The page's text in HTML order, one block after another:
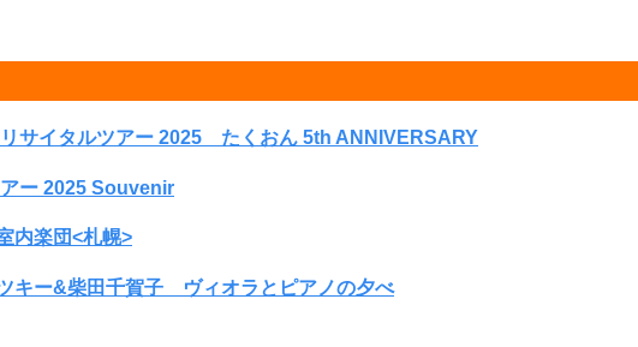
サイタルツアー 2025 たくおん 5th ANNIVERSARY
ー 2025 Souvenir
内楽団<札幌>
キー&柴田千賀子 ヴィオラとピアノの夕べ